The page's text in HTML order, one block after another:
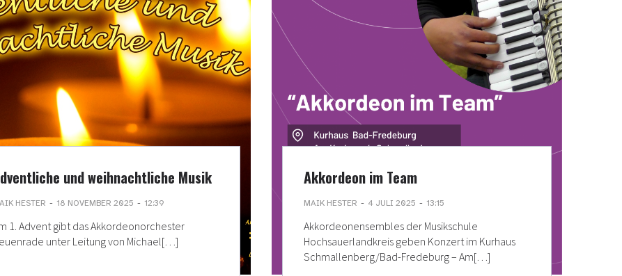
und weihnachtliche Musik
HESTER - 18 NOVEMBER 2025 - 12:39
1. Advent gibt das Akkordeonorchester
unter Leitung von Michael[…]
Akkordeon im Team
MAIK HESTER - 4 JULI 2025 - 13:15
Akkordeonensembles der Musikschule
Hochsauerlandkreis geben Konzert im Kurhaus
Schmallenberg/Bad-Fredeburg – Am[…]